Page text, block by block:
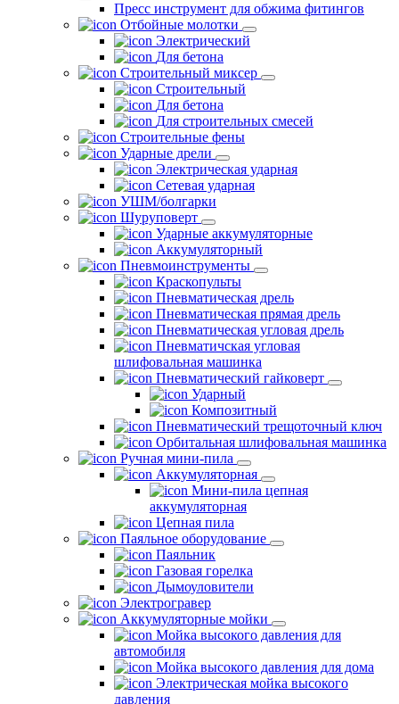
Пресс инструмент для обжима фитингов
Отбойные молотки
Электрический
Для бетона
Строительный миксер
Строительный
Для бетона
Для строительных смесей
Строительные фены
Ударные дрели
Электрическая ударная
Сетевая ударная
УШМ/болгарки
Шуруповерт
Ударные аккумуляторные
Аккумуляторный
Пневмоинструменты
Краскопульты
Пневматическая дрель
Пневматическая прямая дрель
Пневматическая угловая дрель
Пневматичская угловая
шлифовальная машинка
Пневматический гайковерт
Ударный
Композитный
Пневматический трещоточный ключ
Орбитальная шлифовальная машинка
Ручная мини-пила
Аккумуляторная
Мини-пила цепная
аккумуляторная
Цепная пила
Паяльное оборудование
Паяльник
Газовая горелка
Дымоуловители
Электрогравер
Аккумуляторные мойки
Мойка высокого давления для
автомобиля
Мойка высокого давления для дома
Электрическая мойка высокого
давления